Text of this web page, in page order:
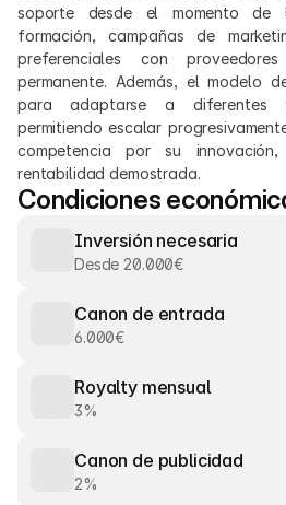
soporte desde el momento de
formación, campañas de
preferenciales con
permanente. Además, el modelo
para adaptarse a diferentes
permitiendo escalar
competencia por su
rentabilidad demostrada.
Condiciones
Inversión necesaria
Desde 20.000€
Canon de entrada
6.000€
Royalty mensual
3%
Canon de publicidad
2%